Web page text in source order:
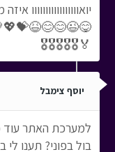
🏅🎖️🎖️🎖️🎖️🎖️
יוסף צימבל
למערכת האתר עוד
בול בפוני? תענו